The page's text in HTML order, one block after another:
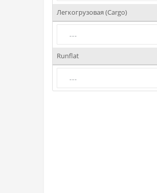
Легкогрузовая (Cargo)
Runflat